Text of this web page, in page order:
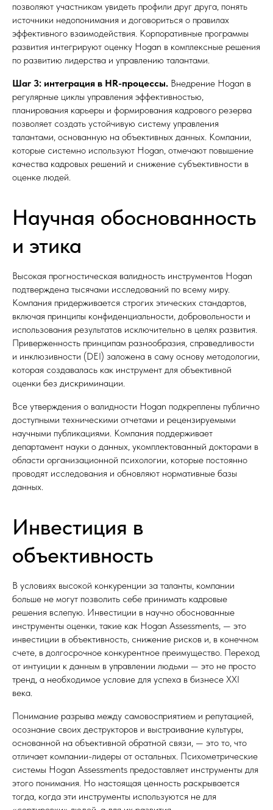
позволяют участникам увидеть профили друг друга, понять
источники недопонимания и договориться о правилах
эффективного взаимодействия. Корпоративные программы
развития интегрируют оценку Hogan в комплексные решения
по развитию лидерства и управлению талантами.
Шаг 3: интеграция в HR-процессы. Внедрение Hogan в
регулярные циклы управления эффективностью,
планирования карьеры и формирования кадрового резерва
позволяет создать устойчивую систему управления
талантами, основанную на объективных данных. Компании,
которые системно используют Hogan, отмечают повышение
качества кадровых решений и снижение субъективности в
оценке людей.
Научная обоснованность
и этика
Высокая прогностическая валидность инструментов Hogan
подтверждена тысячами исследований по всему миру.
Компания придерживается строгих этических стандартов,
включая принципы конфиденциальности, добровольности и
использования результатов исключительно в целях развития.
Приверженность принципам разнообразия, справедливости
и инклюзивности (DEI) заложена в саму основу методологии,
которая создавалась как инструмент для объективной
оценки без дискриминации.
Все утверждения о валидности Hogan подкреплены публично
доступными техническими отчетами и рецензируемыми
научными публикациями. Компания поддерживает
департамент науки о данных, укомплектованный докторами в
области организационной психологии, которые постоянно
проводят исследования и обновляют нормативные базы
данных.
Инвестиция в
объективность
В условиях высокой конкуренции за таланты, компании
больше не могут позволить себе принимать кадровые
решения вслепую. Инвестиции в научно обоснованные
инструменты оценки, такие как Hogan Assessments, — это
инвестиции в объективность, снижение рисков и, в конечном
счете, в долгосрочное конкурентное преимущество. Переход
от интуиции к данным в управлении людьми — это не просто
тренд, а необходимое условие для успеха в бизнесе XXI
века.
Понимание разрыва между самовосприятием и репутацией,
осознание своих деструкторов и выстраивание культуры,
основанной на объективной обратной связи, — это то, что
отличает компании-лидеры от остальных. Психометрические
системы Hogan Assessments предоставляет инструменты для
этого понимания. Но настоящая ценность раскрывается
тогда, когда эти инструменты используются не для